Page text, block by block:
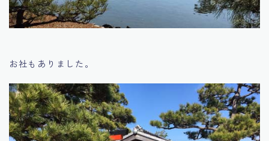
お社もありました。